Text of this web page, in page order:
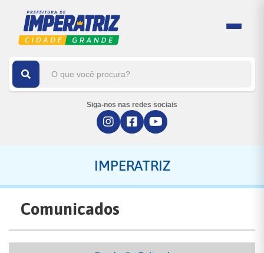
Siga-nos nas redes sociais
IMPERATRIZ
Comunicados